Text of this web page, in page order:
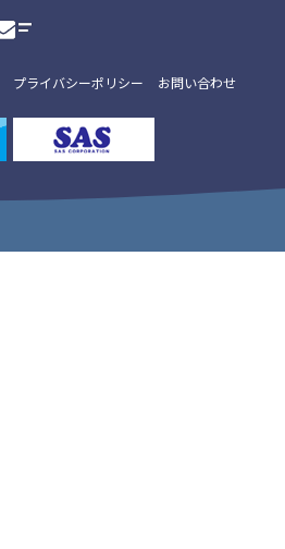
プライバシーポリシー お問い合わせ